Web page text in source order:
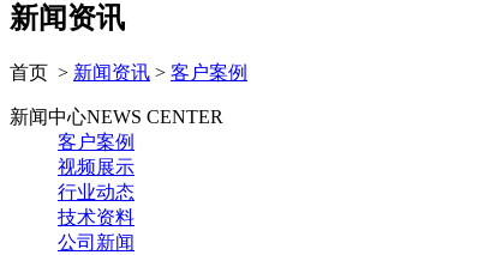
新闻资讯
首页 > 新闻资讯 > 客户案例
新闻中心NEWS CENTER
客户案例
视频展示
行业动态
技术资料
公司新闻